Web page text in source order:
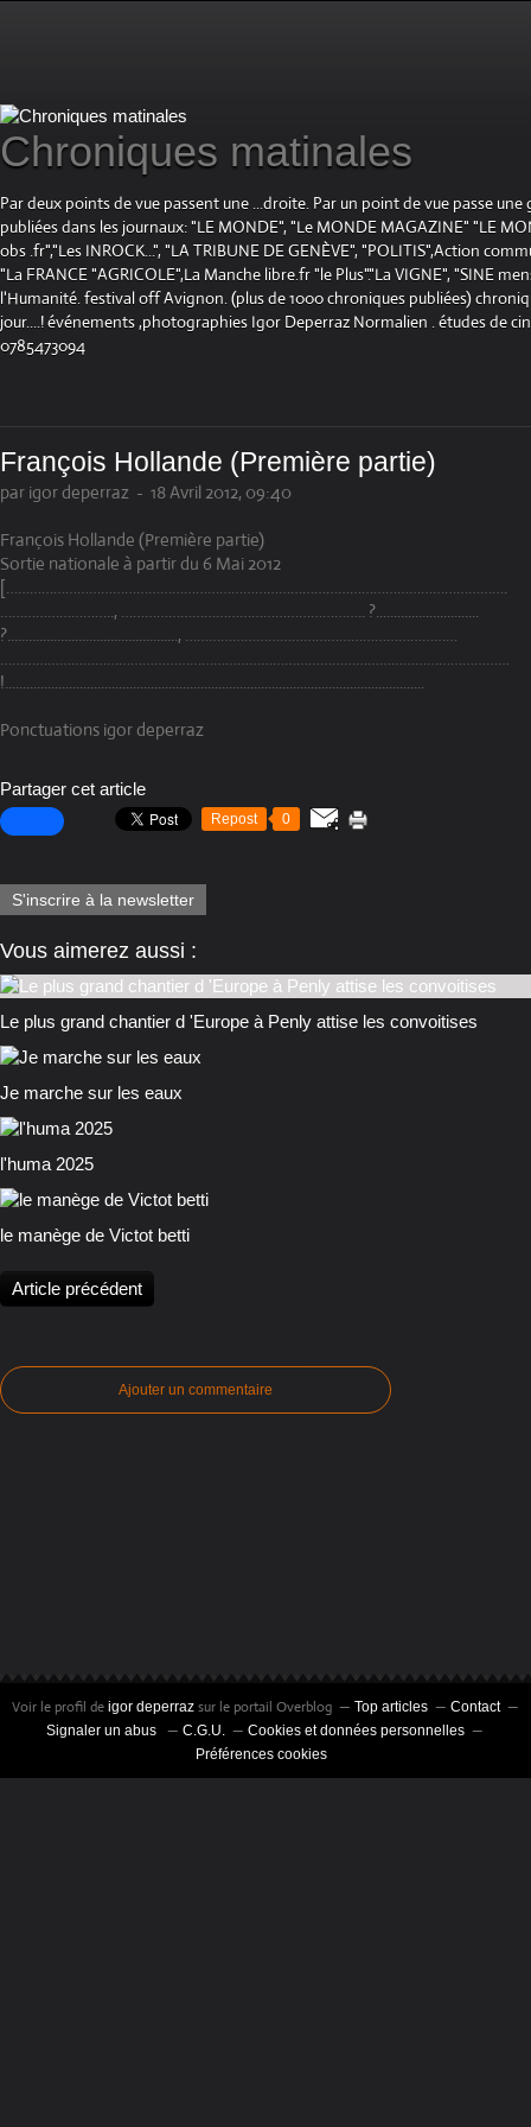
Chroniques matinales
Par deux points de vue passent une ...droite. Par un point de vue passe
publiées dans les journaux: "LE MONDE", "Le MONDE MAGAZINE" "LE
obs .fr","Les INROCK...", "LA TRIBUNE DE GENÈVE", "POLITIS",Action
"La FRANCE "AGRICOLE",La Manche libre.fr "le Plus"."La VIGNE", "SINE
l'Humanité. festival off Avignon. (plus de 1000 chroniques publiées)
jour....! événements ,photographies Igor Deperraz Normalien . études de
0785473094
François Hollande (Première partie)
par igor deperraz - 18 Avril 2012, 09:40
François Hollande (Première partie)
Sortie nationale à partir du 6 Mai 2012
[……………………………………………………………………………………………………………….
……………………….., …………………………………………………….. ?.............................
?................................................, ……………………………………………………………
…………………………………………………………………………………………………………………
!......................................................................................................................
Ponctuations igor deperraz
Partager cet article
Repost 0
S'inscrire à la newsletter
Vous aimerez aussi :
Le plus grand chantier d 'Europe à Penly attise les convoitises
Je marche sur les eaux
l'huma 2025
le manège de Victot betti
Article précédent
Ajouter un commentaire
Voir le profil de igor deperraz sur le portail Overblog Top articles
Contact
Signaler un abus
C.G.U.
Cookies et données personnelles
Préférences cookies